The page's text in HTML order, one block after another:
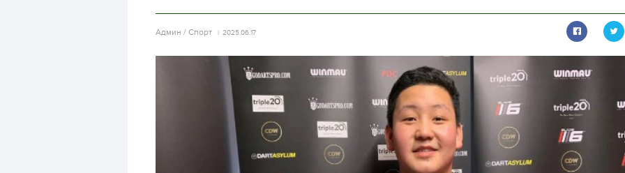
Aдмин / Спорт 2025.06.17